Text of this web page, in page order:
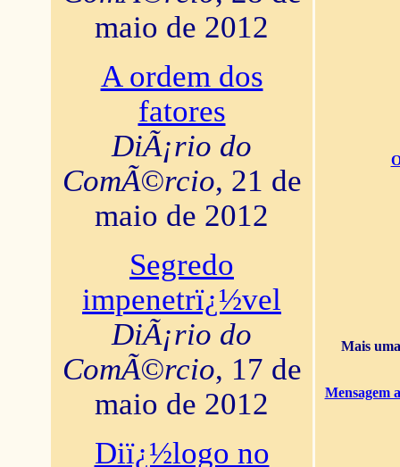
maio de 2012
A ordem dos
fatores
DiÃ¡rio do
ComÃ©rcio, 21 de
maio de 2012
Segredo
impenetrï¿½vel
DiÃ¡rio do
ComÃ©rcio, 17 de
maio de 2012
Diï¿½logo no
Mais
Mensagem